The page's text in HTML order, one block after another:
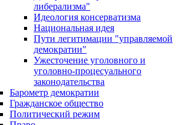
либерализма"
Идеология консерватизма
Национальная идея
Пути легитимации "управляемой
демократии"
Ужесточение уголовного и
уголовно-процесуального
законодательства
Барометр демократии
Гражданское общество
Политический режим